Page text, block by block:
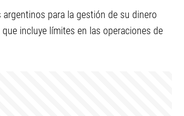
para la gestión de su dinero
que incluye límites en las operaciones de